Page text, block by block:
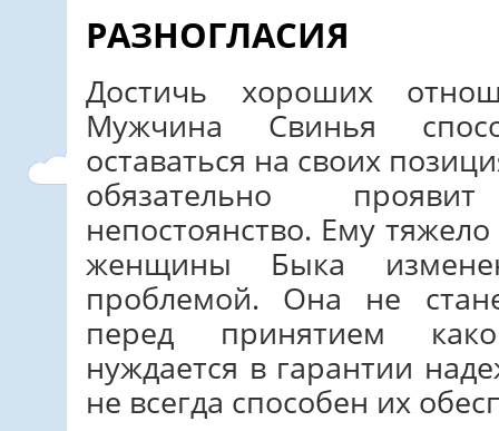
РАЗНОГЛАСИЯ
Достичь хороших
Мужчина Свинья
оставаться на своих
обязательно
непостоянство. Ему
женщины Быка
проблемой. Она не
перед принятием
нуждается в гарантии
не всегда способен их